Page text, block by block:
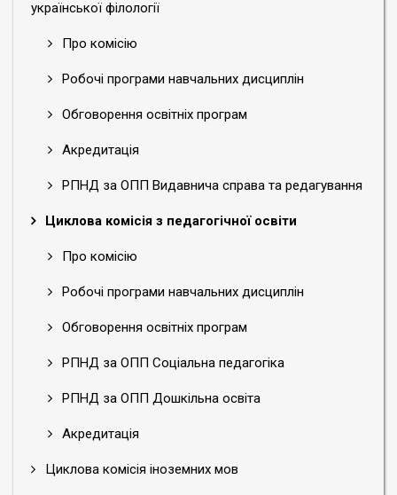
української філології
Про комісію
Робочі програми навчальних дисциплін
Обговорення освітніх програм
Акредитація
РПНД за ОПП Видавнича справа та редагування
Циклова комісія з педагогічної освіти
Про комісію
Робочі програми навчальних дисциплін
Обговорення освітніх програм
РПНД за ОПП Соціальна педагогіка
РПНД за ОПП Дошкільна освіта
Акредитація
Циклова комісія іноземних мов